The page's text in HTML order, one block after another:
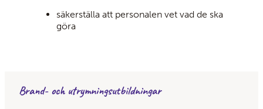
säkerställa att personalen vet vad de ska
göra
Brand- och utrymningsutbildningar